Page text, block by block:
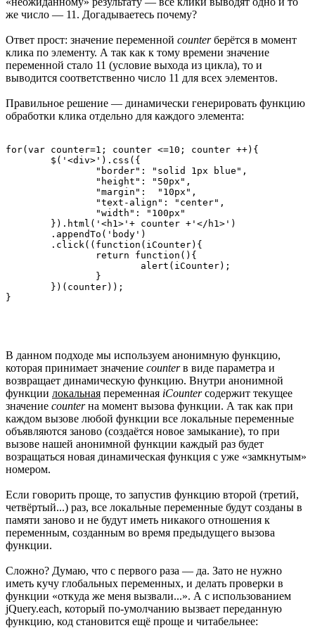
же число — 11. Догадываетесь почему?
Ответ прост: значение переменной counterберётся в момент
клика по элементу. А так как к тому времени значение
переменной стало 11 (условие выхода из цикла), то и
выводится соответственно число 11 для всех элементов.
Правильное решение — динамически генерировать функцию
обработки клика отдельно для каждого элемента:
for(var counter=1; counter <=10; counter ++){
В данном подходе мы используем анонимную функцию,
которая принимает значение counterв виде параметра и
возвращает динамическую функцию. Внутри анонимной
функции локальная переменная iCounterсодержит текущее
значение counterна момент вызова функции. А так как при
каждом вызове любой функции все локальные переменные
объявляются заново (создаётся новое замыкание), то при
вызове нашей анонимной функции каждый раз будет
возращаться новая динамическая функция с уже «замкнутым»
номером.
Если говорить проще, то запустив функцию второй (третий,
четвёртый...) раз, все локальные переменные будут созданы в
памяти заново и не будут иметь никакого отношения к
переменным, созданным во время предыдущего вызова
функции.
Сложно? Думаю, что с первого раза — да. Зато не нужно
иметь кучу глобальных переменных, и делать проверки в
функции «откуда же меня вызвали...». А с использованием
jQuery.each, который по-умолчанию вызвает переданную
функцию, код становится ещё проще и читабельнее: